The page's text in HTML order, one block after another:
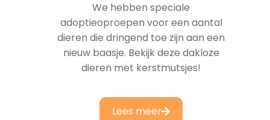
We hebben speciale
adoptieoproepen voor een aantal
dieren die dringend toe zijn aan een
nieuw baasje. Bekijk deze dakloze
dieren met kerstmutsjes!
Lees meer